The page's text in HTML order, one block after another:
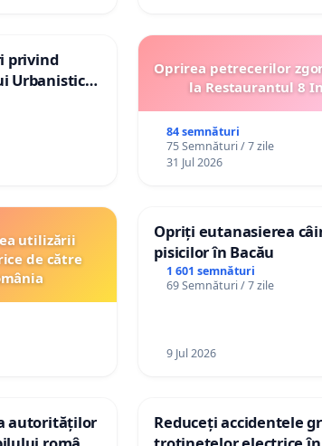
privind
Urbanistic
Oprirea petrecerilor
la Restaurantul 8
84 semnături
75 Semnături / 7 zile
31 Jul 2026
utilizării
de către
Opriți eutanasierea
pisicilor în Bacău
1 601 semnături
69 Semnături / 7 zile
9 Jul 2026
autorităților
Reduceți accidentele